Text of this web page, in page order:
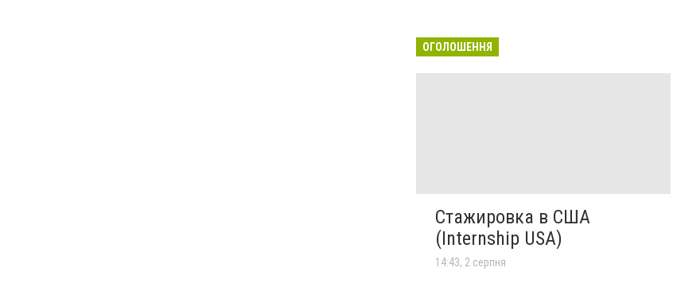
ОГОЛОШЕННЯ
Стажировка в США
(Internship USA)
14:43, 2 серпня